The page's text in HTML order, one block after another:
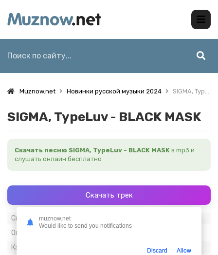
Muznow.net Новинки русской музыки 2024 SIGMA, TypeLuv - BLACK MASK
SIGMA, TypeLuv - BLACK MASK
Скачать песню SIGMA, TypeLuv - BLACK MASK в mp3 и
слушать онлайн бесплатно
Скачать трек
Скачиваний:
Опубликовано:
Качество:
muznow.net
Would like to send you notifications
Discard Allow